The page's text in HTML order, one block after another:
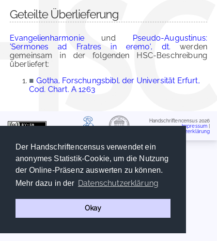
Der Handschriftencensus verwendet ein
anonymes Statistik-Cookie, um die Nutzung
der Online-Präsenz auswerten zu können.
Mehr dazu in der Datenschutzerklärung
Okay
Geteilte Überlieferung
Evangelienharmonieund Pseudo-Augustinus:
'Sermones ad Fratres in eremo', dt. werden
gemeinsam in der folgenden HSC-Beschreibung
überliefert:
■ Gotha, Forschungsbibl. der Universität Erfurt,
Cod. Chart. A 1263
Handschriftencensus 2026
Impressum
Datenschutzerklärung